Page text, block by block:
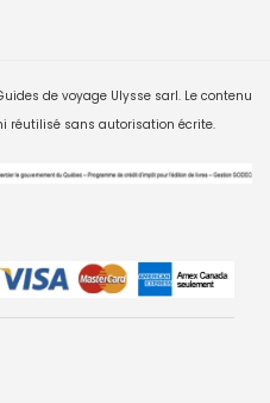
de voyage Ulysse sarl. Le contenu
réutilisé sans autorisation écrite.